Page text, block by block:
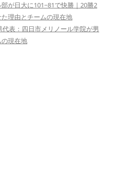
が日大に101−81で快勝｜20勝2
理由とチームの現在地
表：四日市メリノール学院が男
現在地